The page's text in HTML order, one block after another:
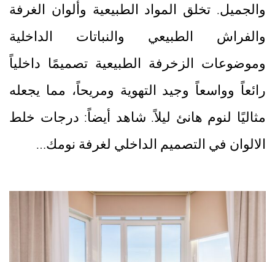
والجميل. تخلق المواد الطبيعية وألوان الغرفة
والفراش الطبيعي والنباتات الداخلية
وموضوعات الزخرفة الطبيعية تصميمًا داخلياً
رائعاً وواسعاً وجيد التهوية ومريحاً، مما يجعله
مثاليًا لنوم هانئ ليلاً. شاهد أيضاً: درجات خلط
الالوان في التصميم الداخلي لغرفة نومك…